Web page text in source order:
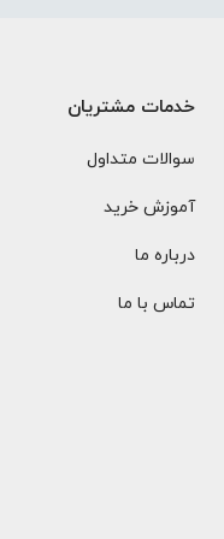
خدمات مشتریان
سوالات متداول
آموزش خرید
درباره ما
تماس با ما